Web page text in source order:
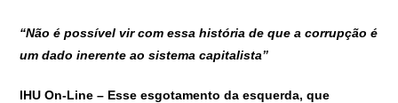
“Não é possível vir com essa história de que a corrupção é
um dado inerente ao sistema capitalista”
IHU On-Line – Esse esgotamento da esquerda, que